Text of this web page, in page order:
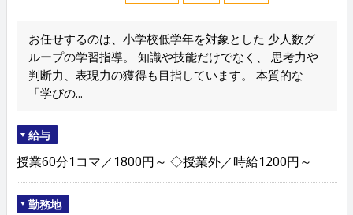
お任せするのは、小学校低学年を対象とした 少人数グ
ループの学習指導。 知識や技能だけでなく、 思考力や
判断力、表現力の獲得も目指しています。 本質的な
「学びの...
給与
授業60分1コマ／1800円～ ◇授業外／時給1200円～
勤務地